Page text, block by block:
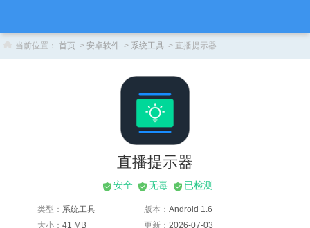
当前位置： 首页 > 安卓软件 > 系统工具 > 直播提示器
直播提示器
安全 无毒 已检测
类型： 系统工具 版本： Android 1.6
大小： 41 MB 更新： 2026-07-03